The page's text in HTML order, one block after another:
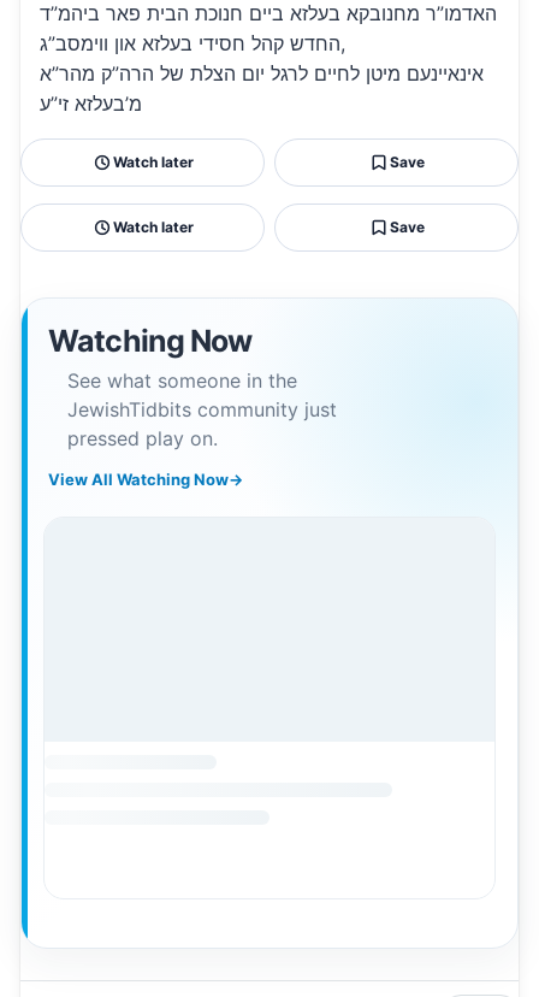
האדמו”ר מחנובקא בעלזא ביים חנוכת הבית פאר ביהמ”ד
החדש קהל חסידי בעלזא און ווימסב”ג,
אינאיינעם מיטן לחיים לרגל יום הצלת של הרה”ק מהר”א
מ’בעלזא זי”ע
Watch later Save
Watch later Save
Watching Now
See what someone in the
JewishTidbits community just
pressed play on.
View All Watching Now→